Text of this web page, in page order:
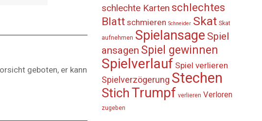
geboten, er kann
schlechte Karten schlechtes
Blatt schmieren Schneider Skat Skat
aufnehmen Spielansage Spiel
ansagen Spiel gewinnen
Spielverlauf Spiel verlieren
Spielverzögerung Stechen
Stich Trumpf verlieren Verloren
zugeben